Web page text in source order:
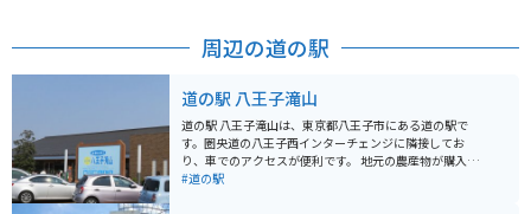
周辺の道の駅
道の駅 八王子滝山
道の駅 八王子滝山は、東京都八王子市にある道の駅で
す。圏央道の八王子西インターチェンジに隣接してお
り、車でのアクセスが便利です。 地元の農産物が購入で
きる「農産物直売所」や、地元食材を使った料理が楽し
#道の駅